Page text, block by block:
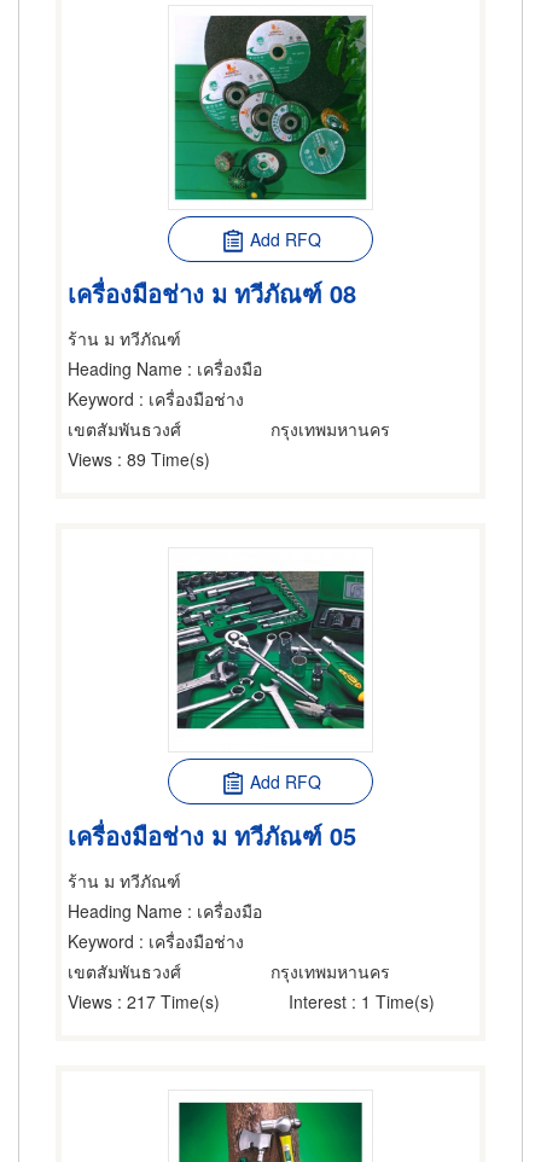
Add RFQ
เครื่องมือช่าง ม ทวีภัณฑ์ 08
ร้าน ม ทวีภัณฑ์
Heading Name : เครื่องมือ
Keyword : เครื่องมือช่าง
เขตสัมพันธวงศ์
กรุงเทพมหานคร
Views : 89 Time(s)
Add RFQ
เครื่องมือช่าง ม ทวีภัณฑ์ 05
ร้าน ม ทวีภัณฑ์
Heading Name : เครื่องมือ
Keyword : เครื่องมือช่าง
เขตสัมพันธวงศ์
กรุงเทพมหานคร
Views : 217 Time(s) Interest : 1 Time(s)